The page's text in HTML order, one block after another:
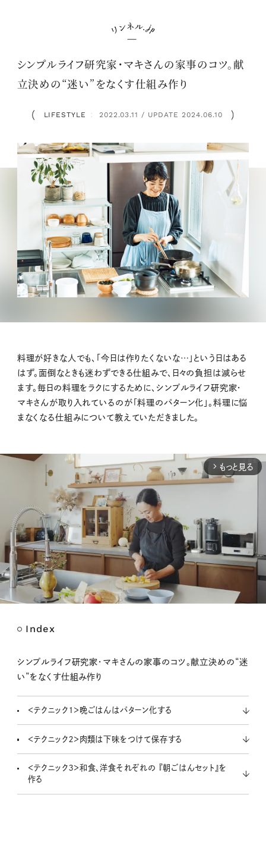
シンプルライフ研究家・マキさんの家事のコツ。献
立決めの“迷い”をなくす仕組み作り
LIFESTYLE ： 2022.03.11 / UPDATE 2024.06.10
料理が好きな人でも、「今日は作りたくないな…」という日はある
はず。面倒なときも迷わずできる仕組みで、日々の負担は減らせ
ます。毎日の料理をラクにするために、シンプルライフ研究家・
マキさんが取り入れているのが「料理のパターン化」。料理に悩
まなくなる仕組みについて教えていただきました。
arrow_forward_ios もっと見る
t
Index
シンプルライフ研究家・マキさんの家事のコツ。献立決めの“迷
い”をなくす仕組み作り
＜テクニック１＞晩ごはんはパターン化する
＜テクニック２＞肉類は下味をつけて保存する
＜テクニック３＞和食、洋食それぞれの 『朝ごはんセット』を
作る